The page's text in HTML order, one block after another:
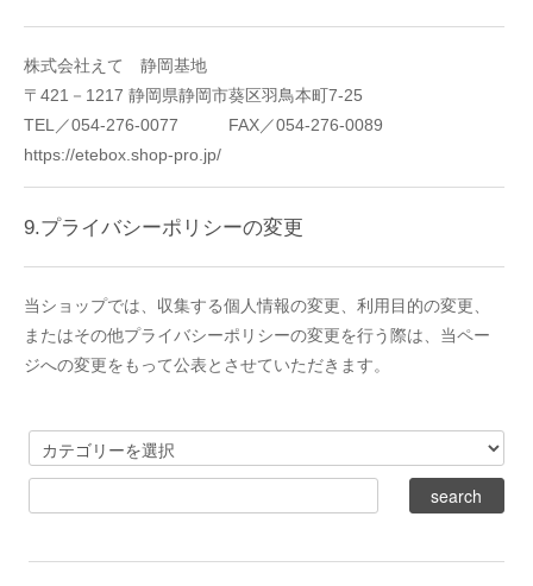
株式会社えて 静岡基地
〒421－1217 静岡県静岡市葵区羽鳥本町7-25
TEL／054-276-0077 FAX／054-276-0089
https://etebox.shop-pro.jp/
9.プライバシーポリシーの変更
当ショップでは、収集する個人情報の変更、利用目的の変更、
またはその他プライバシーポリシーの変更を行う際は、当ペー
ジへの変更をもって公表とさせていただきます。